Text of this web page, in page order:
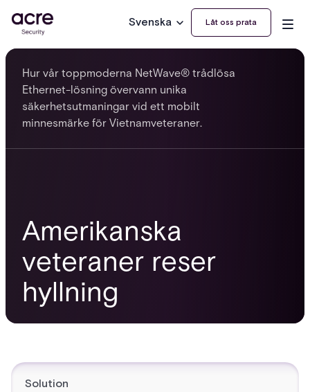
Svenska Låt oss prata
Amerikanska
veteraner reser
hyllning
Hur vår toppmoderna NetWave® trådlösa
Ethernet-lösning övervann unika
säkerhetsutmaningar vid ett mobilt
minnesmärke för Vietnamveteraner.
Solution